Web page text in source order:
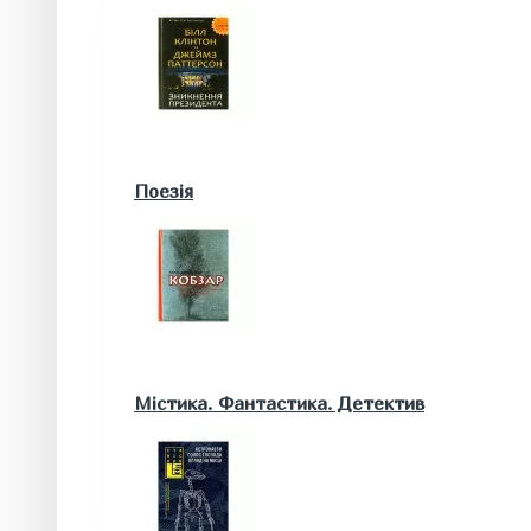
Математика. Природничі та інші науки
Біологія
Географія. Геологія
Поезія
Містика. Фантастика. Детектив